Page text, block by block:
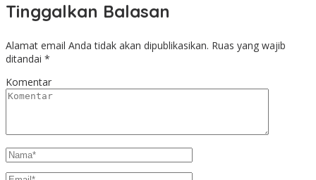
Tinggalkan Balasan
Alamat email Anda tidak akan dipublikasikan. Ruas yang wajib
ditandai *
Komentar